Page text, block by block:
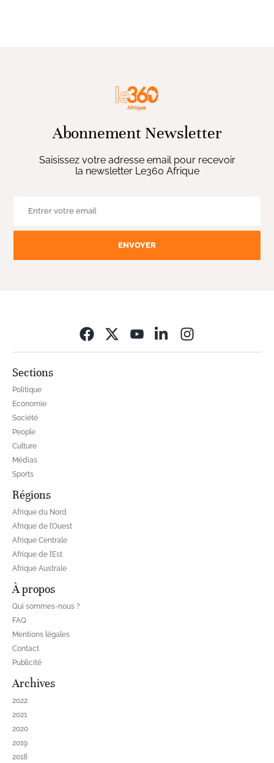
Abonnement Newsletter
Saisissez votre adresse email pour recevoir
la newsletter Le360 Afrique
ENVOYER
Sections
Politique
Economie
Société
People
Culture
Médias
Sports
Régions
Afrique du Nord
Afrique de l’Ouest
Afrique Centrale
Afrique de l’Est
Afrique Australe
À propos
Qui sommes-nous ?
FAQ
Mentions légales
Contact
Publicité
Archives
2022
2021
2020
2019
2018